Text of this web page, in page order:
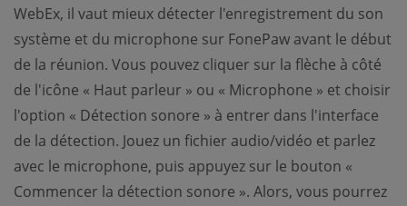
WebEx, il vaut mieux détecter l'enregistrement du son
système et du microphone sur FonePaw avant le début
de la réunion. Vous pouvez cliquer sur la flèche à côté
de l'icône « Haut parleur » ou « Microphone » et choisir
l'option « Détection sonore » à entrer dans l'interface
de la détection. Jouez un fichier audio/vidéo et parlez
avec le microphone, puis appuyez sur le bouton «
Commencer la détection sonore ». Alors, vous pourrez